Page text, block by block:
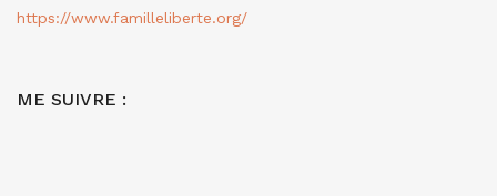
https://www.familleliberte.org/
ME SUIVRE :